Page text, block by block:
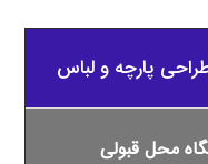
پارچه و لباس
محل قبولی